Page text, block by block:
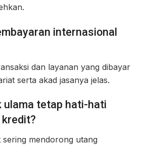
internasional
dan layanan yang dibayar
serta akad jasanya jelas.
ulama tetap hati-hati
mendorong utang